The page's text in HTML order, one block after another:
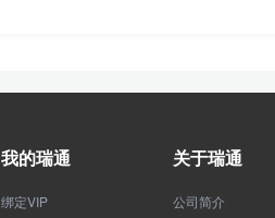
我的瑞通
绑定VIP
关于瑞通
公司简介